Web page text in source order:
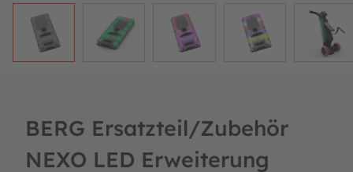
BERG Ersatzteil/Zubehör
NEXO LED Erweiterung